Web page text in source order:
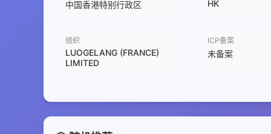
中国香港特别行政区 HK
组织
LUOGELANG (FRANCE)
LIMITED
ICP备案
未备案